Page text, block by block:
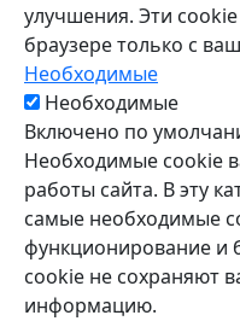
улучшения. Эти
браузере только с
Необходимые
Необходимые
Включено по
Необходимые cookie
работы сайта. В эту
самые необходимые
функционирование и
cookie не сохраняют
информацию.